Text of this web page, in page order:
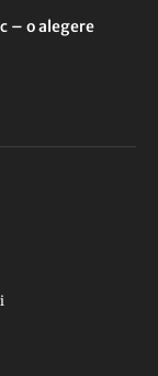
– o alegere